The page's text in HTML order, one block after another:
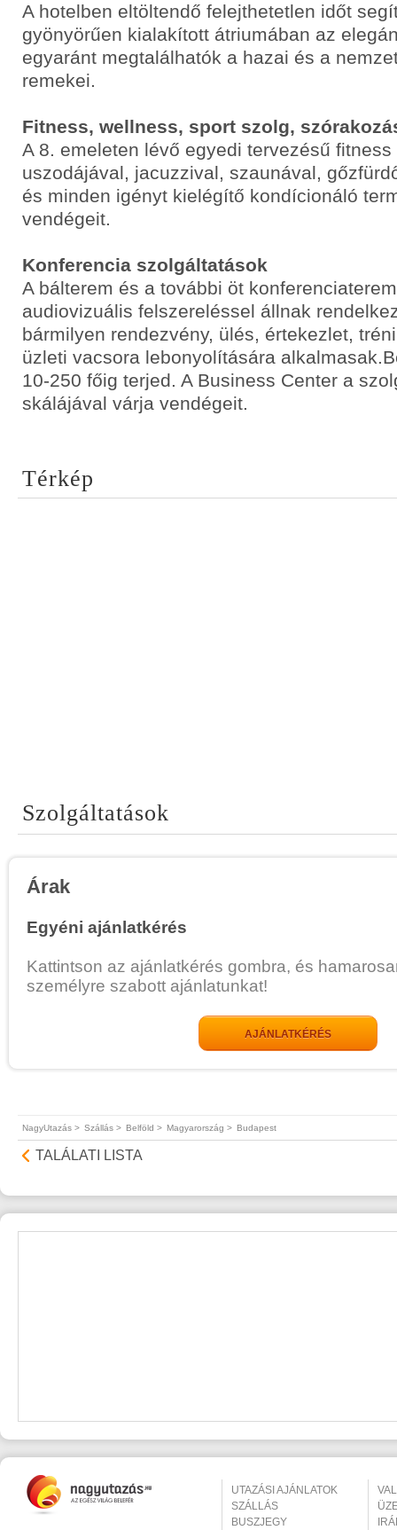
A hotelben eltöltendő felejthetetlen időt
gyönyörűen kialakított átriumában az
egyaránt megtalálhatók a hazai és a
remekei.
Fitness, wellness, sport szolg,
A 8. emeleten lévő egyedi tervezésű
uszodájával, jacuzzival, szaunával,
és minden igényt kielégítő kondícionáló
vendégeit.
Konferencia szolgáltatások
A bálterem és a további öt
audiovizuális felszereléssel állnak
bármilyen rendezvény, ülés, értekezlet,
üzleti vacsora lebonyolítására
10-250 főig terjed. A Business Center a
skálájával várja vendégeit.
Térkép
Szolgáltatások
Árak
Egyéni ajánlatkérés
Kattintson az ajánlatkérés gombra, és
személyre szabott ajánlatunkat!
AJÁNLATKÉRÉS
NagyUtazás > Szállás > Belföld > Magyarország > Budapest
TALÁLATI LISTA
UTAZÁSI AJÁNLATOK
SZÁLLÁS
BUSZJEGY